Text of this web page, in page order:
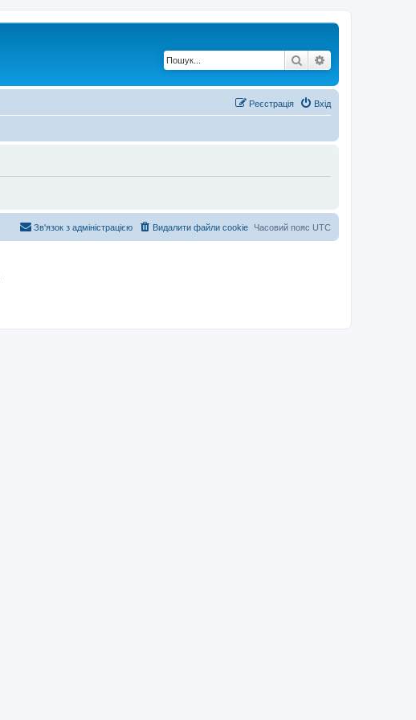
Пошук
Вхід
Реєстрація
Часовий пояс UTC
Видалити файли cookie
Зв'язок з адміністрацією